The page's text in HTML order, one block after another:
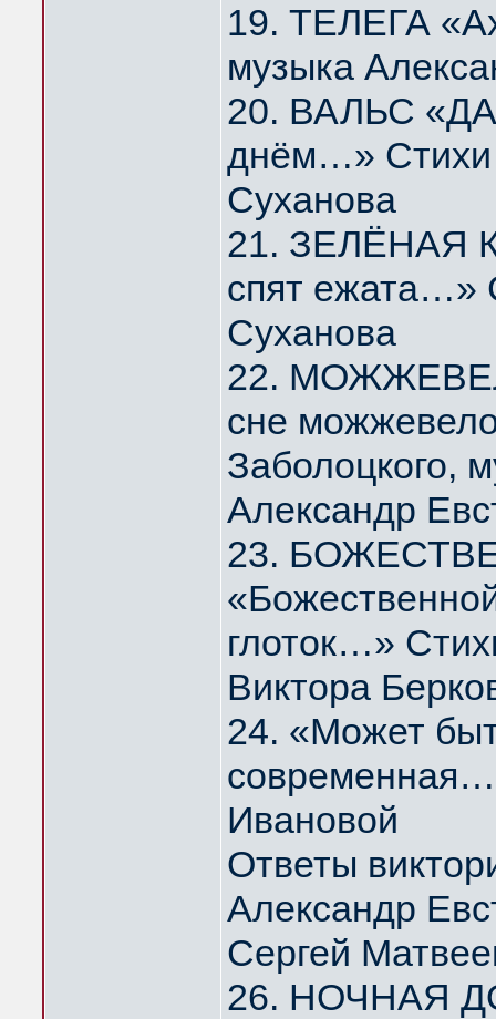
19. ТЕЛЕГА
музыка
20. ВАЛЬС «ДА
днём…» Стихи
Суханова
21. ЗЕЛЁНАЯ
спят ежата…»
Суханова
22.
сне
Заболоцкого,
Александр
23.
глоток…»
Виктора
24. «Может
Ивановой
Ответы
Александр
Сергей
26. НОЧНАЯ